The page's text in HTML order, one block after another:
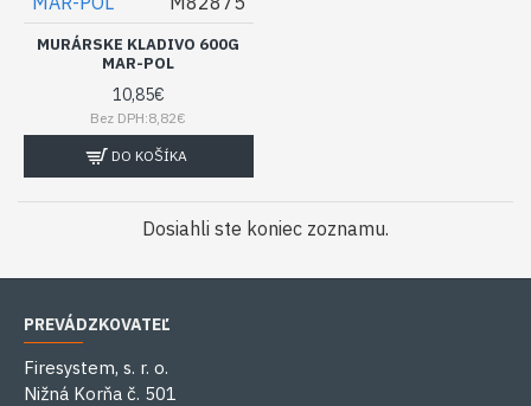
MURÁRSKE KLADIVO 600G
MAR-POL
10,85€
Bez DPH:8,82€
DO KOŠÍKA
Dosiahli ste koniec zoznamu.
PREVÁDZKOVATEĽ
Firesystem, s. r. o.
Nižná Korňa č. 501